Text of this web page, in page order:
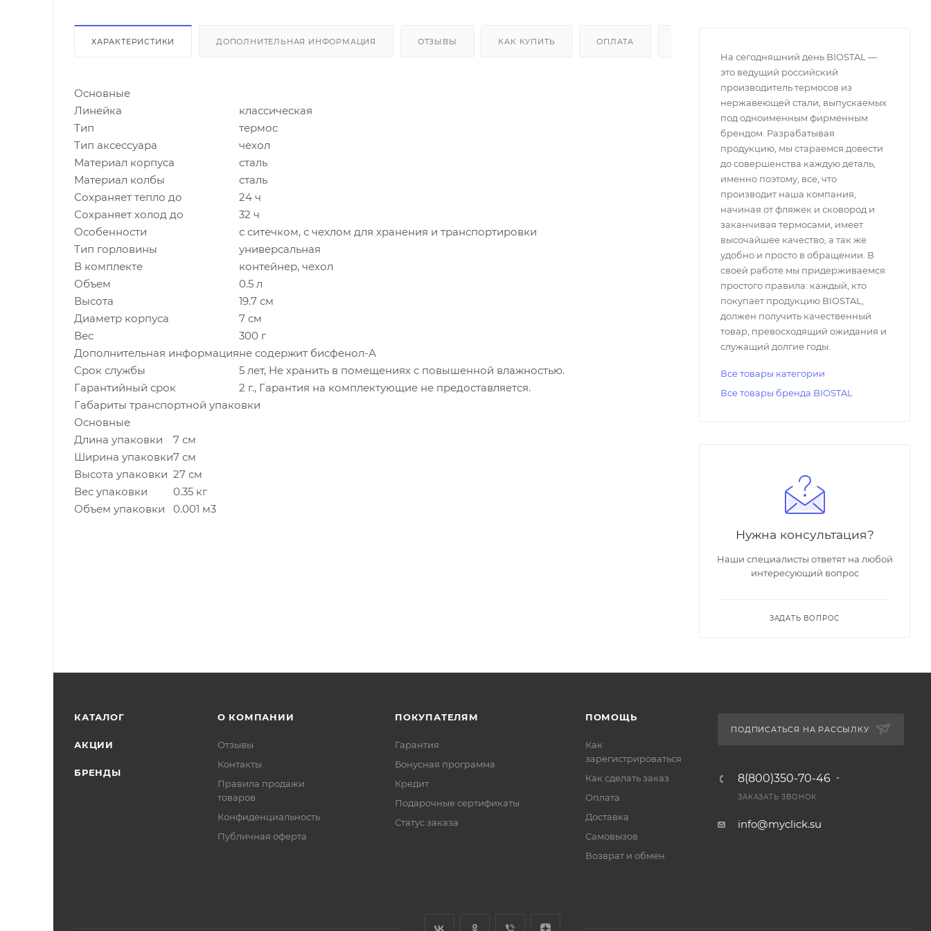
ХАРАКТЕРИСТИКИ ДОПОЛНИТЕЛЬНАЯ ИНФОРМАЦИЯ ОТЗЫВЫ КАК КУПИТЬ ОПЛАТА
Основные
Линейка
классическая
Тип
термос
Тип аксессуара
чехол
Материал корпуса
сталь
Материал колбы
сталь
Сохраняет тепло до
24 ч
Сохраняет холод до
32 ч
Особенности
с ситечком, с чехлом для хранения и транспортировки
Тип горловины
универсальная
В комплекте
контейнер, чехол
Объем
0.5 л
Высота
19.7 см
Диаметр корпуса
7 см
Вес
300 г
Дополнительная информацияне содержит бисфенол-А
Срок службы
5 лет, Не хранить в помещениях с повышенной влажностью.
Гарантийный срок
2 г., Гарантия на комплектующие не предоставляется.
Габариты транспортной упаковки
Основные
Длина упаковки
7 см
Ширина упаковки7 см
Высота упаковки 27 см
Вес упаковки
0.35 кг
Объем упаковки
0.001 м3
На сегодняшний день BIOSTAL —
это ведущий российский
производитель термосов из
нержавеющей стали, выпускаемых
под одноименным фирменным
брендом. Разрабатывая
продукцию, мы стараемся довести
до совершенства каждую деталь,
именно поэтому, все, что
производит наша компания,
начиная от фляжек и сковород и
заканчивая термосами, имеет
высочайшее качество, а так же
удобно и просто в обращении. В
своей работе мы придерживаемся
простого правила: каждый, кто
покупает продукцию BIOSTAL,
должен получить качественный
товар, превосходящий ожидания и
служащий долгие годы.
Все товары категории
Все товары бренда BIOSTAL
Нужна консультация?
Наши специалисты ответят на любой
интересующий вопрос
ЗАДАТЬ ВОПРОС
КАТАЛОГ
АКЦИИ
БРЕНДЫ
О КОМПАНИИ
Отзывы
Контакты
Правила продажи
товаров
Конфиденциальность
Публичная оферта
ПОКУПАТЕЛЯМ
Гарантия
Бонусная программа
Кредит
Подарочные сертификаты
Статус заказа
ПОМОЩЬ
Как
зарегистрироваться
Как сделать заказ
Оплата
Доставка
Самовызов
Возврат и обмен
ПОДПИСАТЬСЯ НА РАССЫЛКУ
8(800)350-70-46
ЗАКАЗАТЬ ЗВОНОК
info@myclick.su